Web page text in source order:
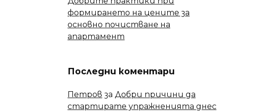
формирането на цените за
основно почистване на
апартамент
Последни коментари
Петров за Добри причини да
стартирате упражненията днес